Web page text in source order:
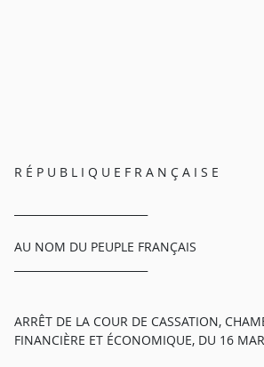
R É P U B L I Q U E F R A N Ç A I S E
AU NOM DU PEUPLE FRANÇAIS
ARRÊT DE LA COUR DE CASSATION,
FINANCIÈRE ET ÉCONOMIQUE, DU 16